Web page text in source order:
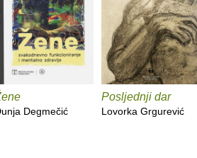
Degmečić
Posljednji dar
Lovorka Grgurević